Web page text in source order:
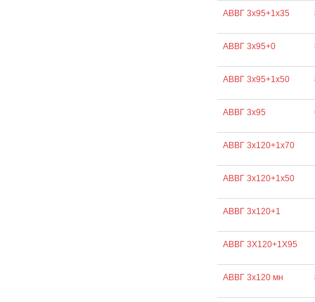
АВВГ 3х95+1х35
АВВГ 3х95+0
АВВГ 3х95+1х50
АВВГ 3х95
АВВГ 3х120+1х70
АВВГ 3х120+1х50
АВВГ 3х120+1
АВВГ 3Х120+1Х95
АВВГ 3х120 мн